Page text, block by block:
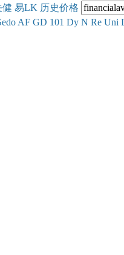
健 易LK 历史价格
do AF GD 101 Dy N Re Uni